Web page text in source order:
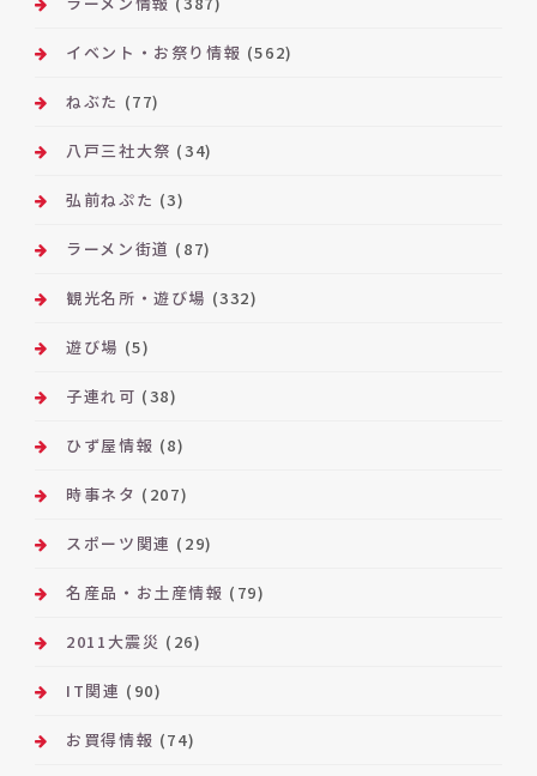
イベント・お祭り情報 (562)
ねぶた (77)
八戸三社大祭 (34)
弘前ねぷた (3)
ラーメン街道 (87)
観光名所・遊び場 (332)
遊び場 (5)
子連れ可 (38)
ひず屋情報 (8)
時事ネタ (207)
スポーツ関連 (29)
名産品・お土産情報 (79)
2011大震災 (26)
IT関連 (90)
お買得情報 (74)